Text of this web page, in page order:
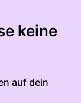
Und ihr
keine
auf dein